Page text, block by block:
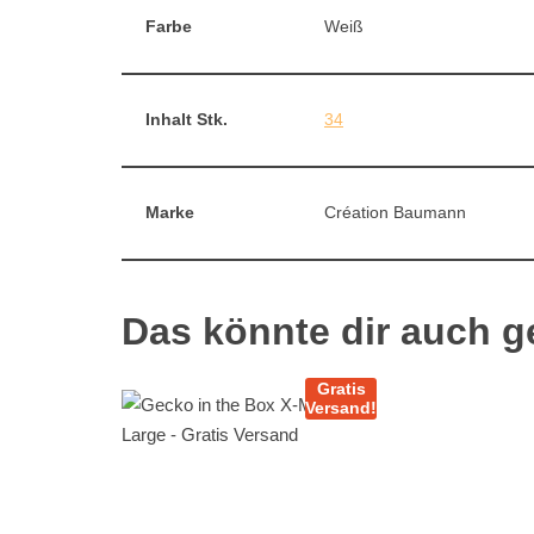
Farbe Weiß
Inhalt Stk. 34
Marke Création Baumann
Das könnte dir auch
Gratis
Versand!